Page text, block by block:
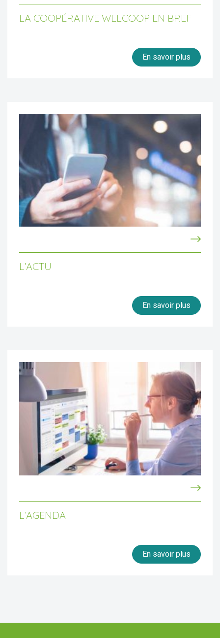
LA COOPÉRATIVE WELCOOP EN BREF
En savoir plus
L’ACTU
En savoir plus
L’AGENDA
En savoir plus